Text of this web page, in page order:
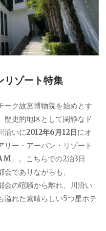
リゾート特集
ーク故宮博物院を始めとす
歴史的地区として閑静なド
沿いに2012年6月12日にオ
リー・アーバン・リゾート
」。こちらでの2泊3日
でありながらも、
会の喧騒から離れ、川沿い
溢れた素晴らしい5つ星ホテ